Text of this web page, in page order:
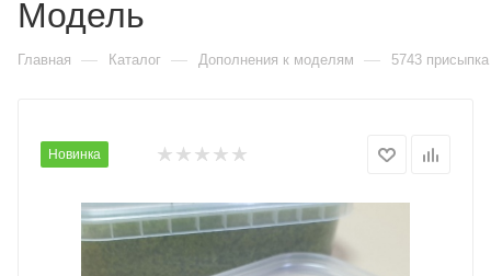
Модель
Главная — Каталог — Дополнения к моделям — 5743
Новинка